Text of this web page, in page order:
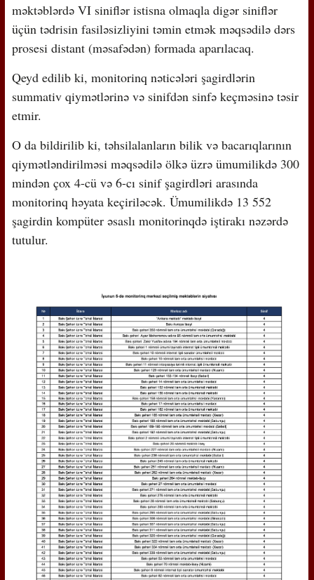
məktəblərdə VI siniflər istisna olmaqla digər siniflər
üçün tədrisin fasiləsizliyini təmin etmək məqsədilə dərs
prosesi distant (məsafədən) formada aparılacaq.
Qeyd edilib ki, monitorinq nəticələri şagirdlərin
summativ qiymətlərinə və sinifdən sinfə keçməsinə təsir
etmir.
O da bildirilib ki, təhsilalanların bilik və bacarıqlarının
qiymətləndirilməsi məqsədilə ölkə üzrə ümumilikdə 300
mindən çox 4-cü və 6-cı sinif şagirdləri arasında
monitorinq həyata keçiriləcək. Ümumilikdə 13 552
şagirdin kompüter əsaslı monitorinqdə iştirakı nəzərdə
tutulur.